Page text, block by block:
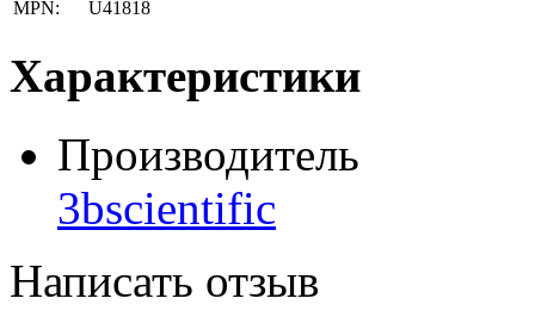
MPN:
U41818
Характеристики
Производитель
3bscientific
Написать отзыв